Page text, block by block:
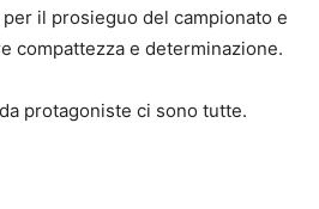
il prosieguo del campionato e
compattezza e determinazione.
protagoniste ci sono tutte.